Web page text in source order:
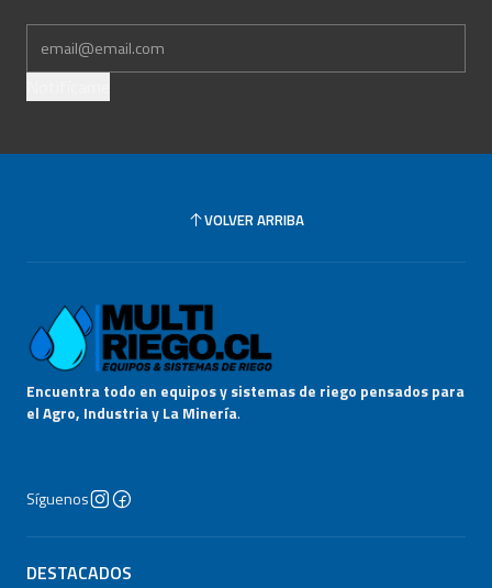
VOLVER ARRIBA
Encuentra todo en equipos y sistemas de riego pensados para
el Agro, Industria y La Minería.
Síguenos
DESTACADOS